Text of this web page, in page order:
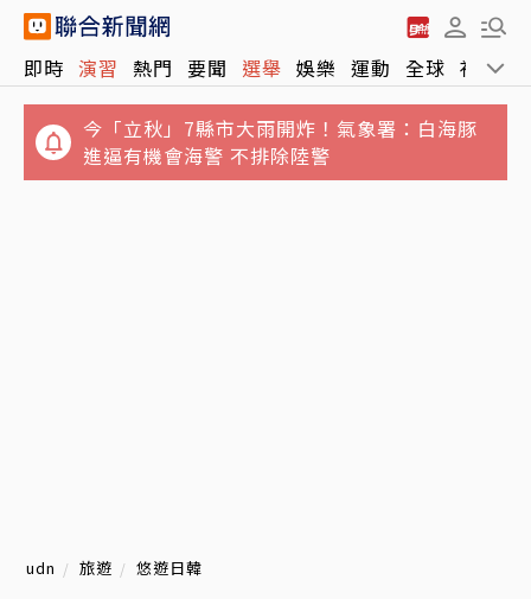
即時 演習 熱門 要聞 選舉 娛樂 運動 全球 社會
今「立秋」7縣市大雨開炸！氣象署：白海豚
進逼有機會海警 不排除陸警
udn 旅遊 悠遊日韓